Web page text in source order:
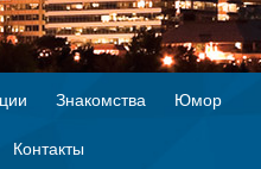
Знакомства Юмор
Контакты